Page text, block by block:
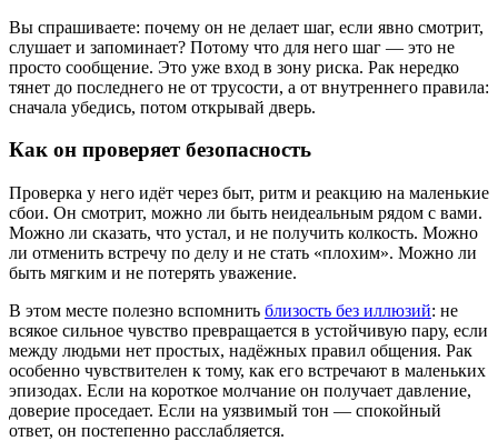
Вы спрашиваете: почему он не делает шаг, если явно смотрит,
слушает и запоминает? Потому что для него шаг — это не
просто сообщение. Это уже вход в зону риска. Рак нередко
тянет до последнего не от трусости, а от внутреннего правила:
сначала убедись, потом открывай дверь.
Как он проверяет безопасность
Проверка у него идёт через быт, ритм и реакцию на маленькие
сбои. Он смотрит, можно ли быть неидеальным рядом с вами.
Можно ли сказать, что устал, и не получить колкость. Можно
ли отменить встречу по делу и не стать «плохим». Можно ли
быть мягким и не потерять уважение.
В этом месте полезно вспомнить близость без иллюзий: не
всякое сильное чувство превращается в устойчивую пару, если
между людьми нет простых, надёжных правил общения. Рак
особенно чувствителен к тому, как его встречают в маленьких
эпизодах. Если на короткое молчание он получает давление,
доверие проседает. Если на уязвимый тон — спокойный
ответ, он постепенно расслабляется.